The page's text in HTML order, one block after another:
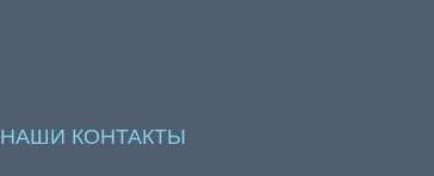
НАШИ КОНТАКТЫ